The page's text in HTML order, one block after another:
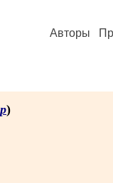
Авторы
)